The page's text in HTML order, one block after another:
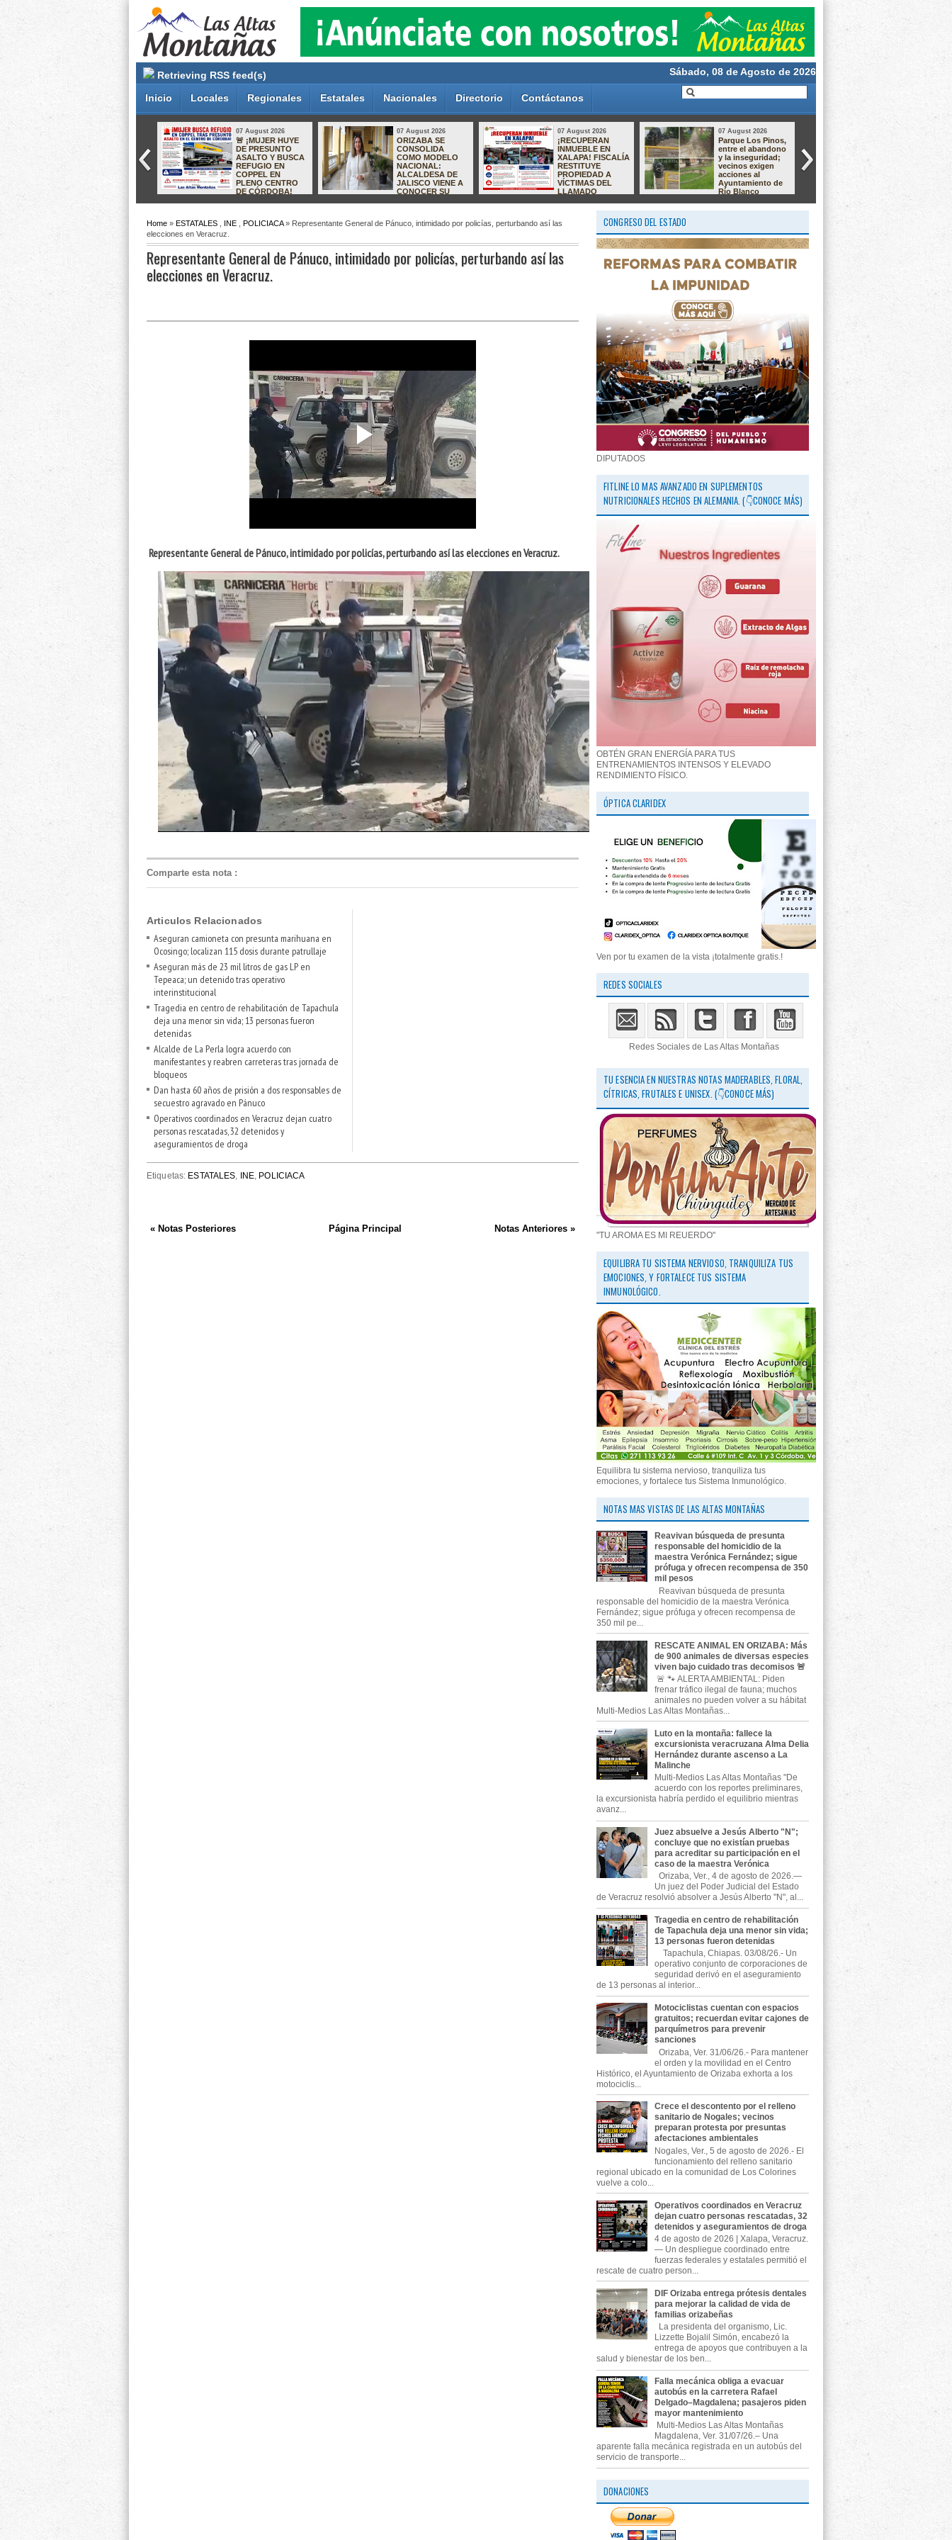
Retrieving RSS feed(s) Sábado, 08 de Agosto de 2026
Inicio Locales Regionales Estatales Nacionales Directorio Contáctanos
EXPERIENCIA
07 August 2026
¡RECUPERAN
INMUEBLE EN
XALAPA! FISCALÍA
RESTITUYE
PROPIEDAD A
VÍCTIMAS DEL
LLAMADO
07 August 2026
Parque Los Pinos,
entre el abandono
y la inseguridad;
vecinos exigen
acciones al
Ayuntamiento de
Río Blanco
07 August 2026
Golpe al crimen
organizado:
capturan en
Zapopan a
presunto operador
ligado a
homicidios en
07 August 2026
DIF La Perla se
suma a iniciativa
para fortalecer la
atención e
inclusión de
personas con
autismo
Río Blanco
impulsa el
Home » ESTATALES INE POLICIACA» Representante General de Pánuco, intimidado por policías, perturbando así las
elecciones en Veracruz.
Representante General de Pánuco, intimidado por policías, perturbando así las
elecciones en Veracruz.
Representante General de Pánuco, intimidado por policías, perturbando así las elecciones en Veracruz.
Comparte esta nota:
Articulos Relacionados
Aseguran camioneta con presunta marihuana en
Ocosingo; localizan 115 dosis durante patrullaje
Aseguran más de 23 mil litros de gas LP en
Tepeaca; un detenido tras operativo
interinstitucional
Tragedia en centro de rehabilitación de Tapachula
deja una menor sin vida; 13 personas fueron
detenidas
Alcalde de La Perla logra acuerdo con
manifestantes y reabren carreteras tras jornada de
bloqueos
Dan hasta 60 años de prisión a dos responsables de
secuestro agravado en Pánuco
Operativos coordinados en Veracruz dejan cuatro
personas rescatadas, 32 detenidos y
aseguramientos de droga
Etiquetas: ESTATALES INE POLICIACA
« Notas Posteriores Notas Anteriores »
Página Principal
CONGRESO DEL ESTADO
DIPUTADOS
FITLINE LO MAS AVANZADO EN SUPLEMENTOS
NUTRICIONALES HECHOS EN ALEMANIA. (👇CONOCE MÁS)
OBTÉN GRAN ENERGÍA PARA TUS
ENTRENAMIENTOS INTENSOS Y ELEVADO
RENDIMIENTO FÍSICO.
ÓPTICA CLARIDEX
Ven por tu examen de la vista ¡totalmente gratis.!
REDES SOCIALES
Redes Sociales de Las Altas Montañas
TU ESENCIA EN NUESTRAS NOTAS MADERABLES, FLORAL,
CÍTRICAS, FRUTALES E UNISEX. (👇CONOCE MÁS)
"TU AROMA ES MI REUERDO"
EQUILIBRA TU SISTEMA NERVIOSO, TRANQUILIZA TUS
EMOCIONES, Y FORTALECE TUS SISTEMA
INMUNOLÓGICO.
Equilibra tu sistema nervioso, tranquiliza tus
emociones, y fortalece tus Sistema Inmunológico.
NOTAS MAS VISTAS DE LAS ALTAS MONTAÑAS
Reavivan búsqueda de presunta
responsable del homicidio de la
maestra Verónica Fernández; sigue
prófuga y ofrecen recompensa de 350
mil pesos
Reavivan búsqueda de presunta
responsable del homicidio de la maestra Verónica
Fernández; sigue prófuga y ofrecen recompensa de
350 mil pe...
RESCATE ANIMAL EN ORIZABA: Más
de 900 animales de diversas especies
viven bajo cuidado tras decomisos 🚨
🚨 🐾 ALERTA AMBIENTAL: Piden
frenar tráfico ilegal de fauna; muchos
animales no pueden volver a su hábitat
Multi-Medios Las Altas Montañas...
Luto en la montaña: fallece la
excursionista veracruzana Alma Delia
Hernández durante ascenso a La
Malinche
Multi-Medios Las Altas Montañas "De
acuerdo con los reportes preliminares,
la excursionista habría perdido el equilibrio mientras
avanz...
Juez absuelve a Jesús Alberto "N";
concluye que no existían pruebas
para acreditar su participación en el
caso de la maestra Verónica
Orizaba, Ver., 4 de agosto de 2026.—
Un juez del Poder Judicial del Estado
de Veracruz resolvió absolver a Jesús Alberto "N", al...
Tragedia en centro de rehabilitación
de Tapachula deja una menor sin vida;
13 personas fueron detenidas
Tapachula, Chiapas. 03/08/26.- Un
operativo conjunto de corporaciones de
seguridad derivó en el aseguramiento
de 13 personas al interior...
Motociclistas cuentan con espacios
gratuitos; recuerdan evitar cajones de
parquímetros para prevenir
sanciones
Orizaba, Ver. 31/06/26.- Para mantener
el orden y la movilidad en el Centro
Histórico, el Ayuntamiento de Orizaba exhorta a los
motociclis...
Crece el descontento por el relleno
sanitario de Nogales; vecinos
preparan protesta por presuntas
afectaciones ambientales
Nogales, Ver., 5 de agosto de 2026.- El
funcionamiento del relleno sanitario
regional ubicado en la comunidad de Los Colorines
vuelve a colo...
Operativos coordinados en Veracruz
dejan cuatro personas rescatadas, 32
detenidos y aseguramientos de droga
4 de agosto de 2026 | Xalapa, Veracruz.
— Un despliegue coordinado entre
fuerzas federales y estatales permitió el
rescate de cuatro person...
DIF Orizaba entrega prótesis dentales
para mejorar la calidad de vida de
familias orizabeñas
La presidenta del organismo, Lic.
Lizzette Bojalil Simón, encabezó la
entrega de apoyos que contribuyen a la
salud y bienestar de los ben...
Falla mecánica obliga a evacuar
autobús en la carretera Rafael
Delgado–Magdalena; pasajeros piden
mayor mantenimiento
Multi-Medios Las Altas Montañas
Magdalena, Ver. 31/07/26.– Una
aparente falla mecánica registrada en un autobús del
servicio de transporte...
DONACIONES